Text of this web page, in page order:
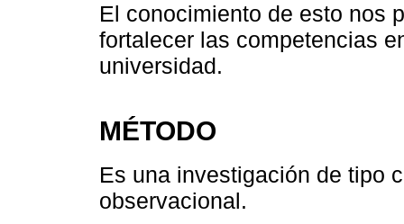
El conocimiento de esto nos
fortalecer las competencias
universidad.
MÉTODO
Es una investigación de tipo
observacional.